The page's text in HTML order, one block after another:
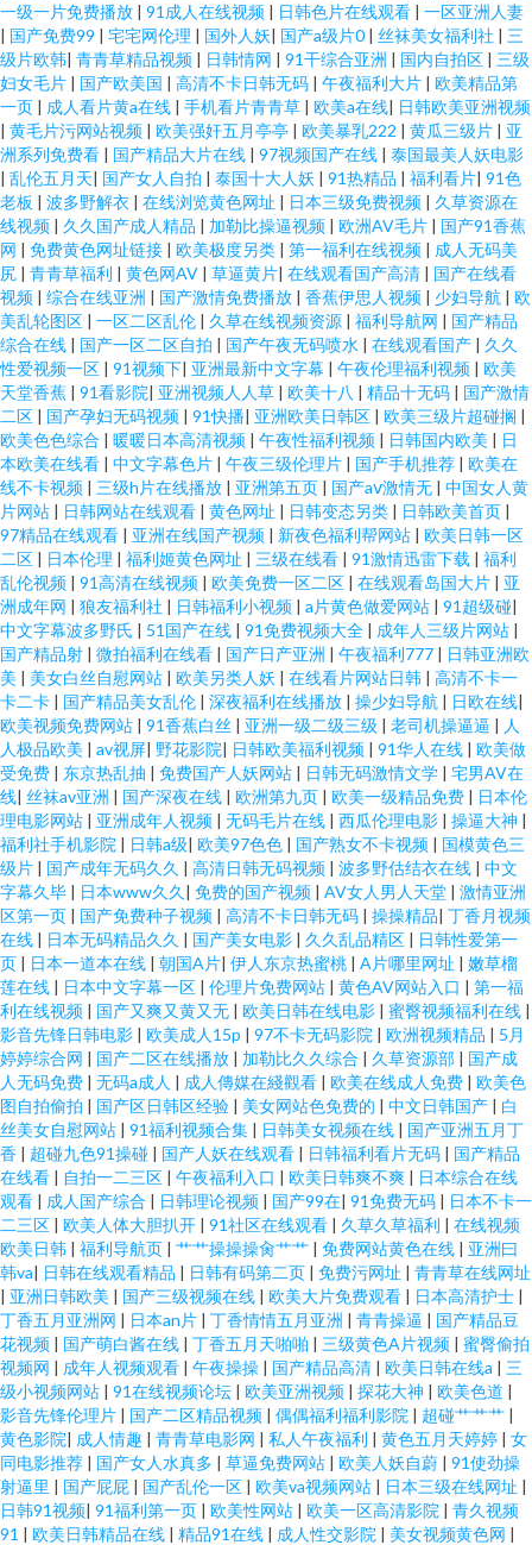
一级一片免费播放 | 91成人在线视频 | 日韩色片在线观看 | 一区亚洲人妻
| 国产免费99 | 宅宅网伦理 | 国外人妖| 国产a级片0 | 丝袜美女福利社 | 三
级片欧韩| 青青草精品视频 | 日韩情网 | 91干综合亚洲 | 国内自拍区 | 三级
妇女毛片 | 国产欧美国 | 高清不卡日韩无码 | 午夜福利大片 | 欧美精品第
一页 | 成人看片黄a在线 | 手机看片青青草 | 欧美a在线| 日韩欧美亚洲视频
| 黄毛片污网站视频 | 欧美强奸五月亭亭 | 欧美暴乳222 | 黄瓜三级片 | 亚
洲系列免费看 | 国产精品大片在线 | 97视频国产在线 | 泰国最美人妖电影
| 乱伦五月天| 国产女人自拍 | 泰国十大人妖 | 91热精品 | 福利看片| 91色
老板 | 波多野解衣 | 在线浏览黄色网址 | 日本三级免费视频 | 久草资源在
线视频 | 久久国产成人精品 | 加勒比操逼视频 | 欧洲AV毛片 | 国产91香蕉
网 | 免费黄色网址链接 | 欧美极度另类 | 第一福利在线视频 | 成人无码美
尻 | 青青草福利 | 黄色网AV | 草逼黄片| 在线观看国产高清 | 国产在线看
视频 | 综合在线亚洲 | 国产激情免费播放 | 香蕉伊思人视频 | 少妇导航 | 欧
美乱轮图区 | 一区二区乱伦 | 久草在线视频资源 | 福利导航网 | 国产精品
综合在线 | 国产一区二区自拍 | 国产午夜无码喷水 | 在线观看国产 | 久久
性爱视频一区 | 91视频下| 亚洲最新中文字幕 | 午夜伦理福利视频 | 欧美
天堂香蕉 | 91看影院| 亚洲视频人人草 | 欧美十八 | 精品十无码 | 国产激情
二区 | 国产孕妇无码视频 | 91快播| 亚洲欧美日韩区 | 欧美三级片超碰搁 |
欧美色色综合 | 暖暖日本高清视频 | 午夜性福利视频 | 日韩国内欧美 | 日
本欧美在线看 | 中文字幕色片 | 午夜三级伦理片 | 国产手机推荐 | 欧美在
线不卡视频 | 三级h片在线播放 | 亚洲第五页 | 国产aⅴ激情无 | 中国女人黄
片网站 | 日韩网站在线观看 | 黄色网址 | 日韩变态另类 | 日韩欧美首页 |
97精品在线观看 | 亚洲在线国产视频 | 新夜色福利帮网站 | 欧美日韩一区
二区 | 日本伦理 | 福利姬黄色网址 | 三级在线看 | 91激情迅雷下载 | 福利
乱伦视频 | 91高清在线视频 | 欧美免费一区二区 | 在线观看岛国大片 | 亚
洲成年网 | 狼友福利社 | 日韩福利小视频 | a片黄色做爱网站 | 91超级碰|
中文字幕波多野氏 | 51国产在线 | 91免费视频大全 | 成年人三级片网站 |
国产精品射 | 微拍福利在线看 | 国产日产亚洲 | 午夜福利777 | 日韩亚洲欧
美 | 美女白丝自慰网站 | 欧美另类人妖 | 在线看片网站日韩 | 高清不卡一
卡二卡 | 国产精品美女乱伦 | 深夜福利在线播放 | 操少妇导航 | 日欧在线|
欧美视频免费网站 | 91香蕉白丝 | 亚洲一级二级三级 | 老司机操逼逼 | 人
人极品欧美 | av视屏| 野花影院| 日韩欧美福利视频 | 91华人在线 | 欧美做
受免费 | 东京热乱抽 | 免费国产人妖网站 | 日韩无码激情文学 | 宅男AV在
线| 丝袜av亚洲 | 国产深夜在线 | 欧洲第九页 | 欧美一级精品免费 | 日本伦
理电影网站 | 亚洲成年人视频 | 无码毛片在线 | 西瓜伦理电影 | 操逼大神 |
福利社手机影院 | 日韩a级| 欧美97色色 | 国产熟女不卡视频 | 国模黄色三
级片 | 国产成年无码久久 | 高清日韩无码视频 | 波多野估结衣在线 | 中文
字幕久毕 | 日本www久久 | 免费的国产视频 | AV女人男人天堂 | 激情亚洲
区第一页 | 国产免费种子视频 | 高清不卡日韩无码 | 操操精品| 丁香月视频
在线 | 日本无码精品久久 | 国产美女电影 | 久久乱品精区 | 日韩性爱第一
页 | 日本一道本在线 | 朝国A片| 伊人东京热蜜桃 | A片哪里网址 | 嫩草榴
莲在线 | 日本中文字幕一区 | 伦理片免费网站 | 黄色AV网站入口 | 第一福
利在线视频 | 国产又爽又黄又无 | 欧美日韩在线电影 | 蜜臀视频福利在线 |
影音先锋日韩电影 | 欧美成人15p | 97不卡无码影院 | 欧洲视频精品 | 5月
婷婷综合网 | 国产二区在线播放 | 加勒比久久综合 | 久草资源部 | 国产成
人无码免费 | 无码a成人 | 成人傳媒在綫觀看 | 欧美在线成人免费 | 欧美色
图自拍偷拍 | 国产区日韩区经验 | 美女网站色免费的 | 中文日韩国产 | 白
丝美女自慰网站 | 91福利视频合集 | 日韩美女视频在线 | 国产亚洲五月丁
香 | 超碰九色91操碰 | 国产人妖在线观看 | 日韩福利看片无码 | 国产精品
在线看 | 自拍一二三区 | 午夜福利入口 | 欧美日韩爽不爽 | 日本综合在线
观看 | 成人国产综合 | 日韩理论视频 | 国产99在| 91免费无码 | 日本不卡一
二三区 | 欧美人体大胆扒开 | 91社区在线观看 | 久草久草福利 | 在线视频
欧美日韩 | 福利导航页 | 艹艹操操操肏艹艹 | 免费网站黄色在线 | 亚洲曰
韩va| 日韩在线观看精品 | 日韩有码第二页 | 免费污网址 | 青青草在线网址
| 亚洲日韩欧美 | 国产三级视频在线 | 欧美大片免费观看 | 日本高清护士 |
丁香五月亚洲网 | 日本an片 | 丁香情情五月亚洲 | 青青操逼 | 国产精品豆
花视频 | 国产萌白酱在线 | 丁香五月天啪啪 | 三级黄色A片视频 | 蜜臀偷拍
视频网 | 成年人视频观看 | 午夜操操 | 国产精品高清 | 欧美日韩在线a | 三
级小视频网站 | 91在线视频论坛 | 欧美亚洲视频 | 探花大神 | 欧美色道 |
影音先锋伦理片 | 国产二区精品视频 | 偶偶福利福利影院 | 超碰艹艹艹 |
黄色影院| 成人情趣 | 青青草电影网 | 私人午夜福利 | 黄色五月天婷婷 | 女
同电影推荐 | 国产女人水真多 | 草逼免费网站 | 欧美人妖自蔚 | 91使劲操
射逼里 | 国产屁屁 | 国产乱伦一区 | 欧美va视频网站 | 日本三级在线网址 |
日韩91视频| 91福利第一页 | 欧美性网站 | 欧美一区高清影院 | 青久视频
91 | 欧美日韩精品在线 | 精品91在线 | 成人性交影院 | 美女视频黄色网 |